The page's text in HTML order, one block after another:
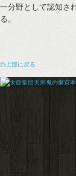
分野として認知さ
。
上部に戻る